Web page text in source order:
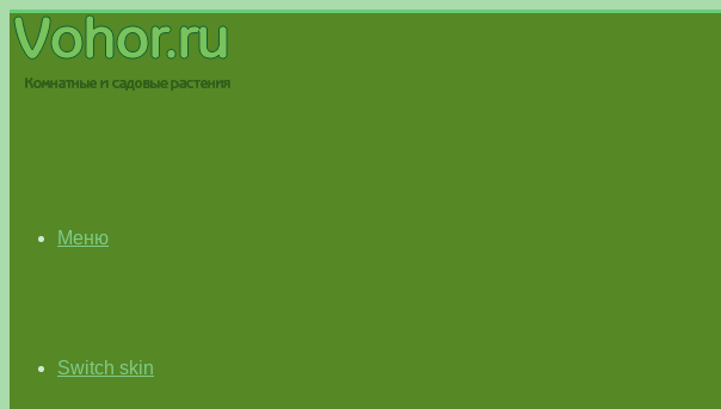
Меню
Switch skin